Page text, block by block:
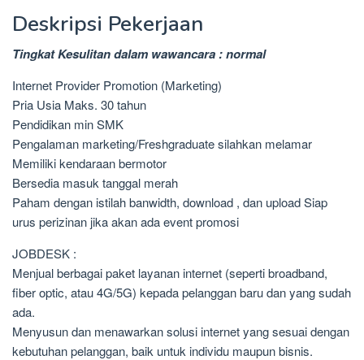
Deskripsi Pekerjaan
Tingkat Kesulitan dalam wawancara : normal
Internet Provider Promotion (Marketing)
Pria Usia Maks. 30 tahun
Pendidikan min SMK
Pengalaman marketing/Freshgraduate silahkan melamar
Memiliki kendaraan bermotor
Bersedia masuk tanggal merah
Paham dengan istilah banwidth, download , dan upload Siap
urus perizinan jika akan ada event promosi
JOBDESK :
Menjual berbagai paket layanan internet (seperti broadband,
fiber optic, atau 4G/5G) kepada pelanggan baru dan yang sudah
ada.
Menyusun dan menawarkan solusi internet yang sesuai dengan
kebutuhan pelanggan, baik untuk individu maupun bisnis.